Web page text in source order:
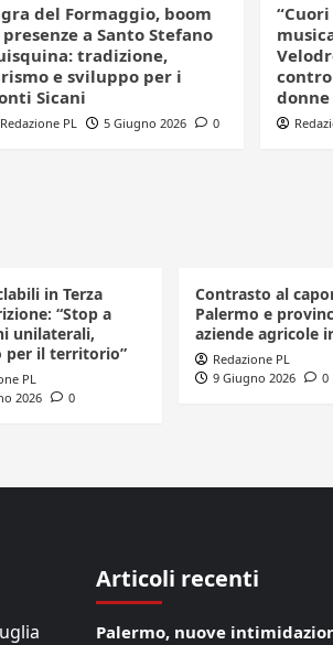
del Formaggio, boom
a Santo Stefano
tradizione,
e sviluppo per i
Sicani
Redazione PL 5 Giugno 2026 0
donne
in Terza
“Stop a
unilaterali,
per il territorio”
PL
2026
0
Contrasto al
Palermo e
aziende agricole
Redazione PL
9 Giugno 2026
0
Articoli recenti
Palermo, nuove